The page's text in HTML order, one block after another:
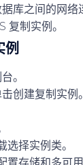
库之间的网络
复制实例。
例
。
创建复制实例。
选择实例类。